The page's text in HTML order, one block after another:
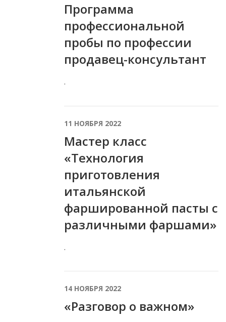
Программа
профессиональной
пробы по профессии
продавец-консультант
.
11 НОЯБРЯ 2022
Мастер класс
«Технология
приготовления
итальянской
фаршированной пасты с
различными фаршами»
.
14 НОЯБРЯ 2022
«Разговор о важном»